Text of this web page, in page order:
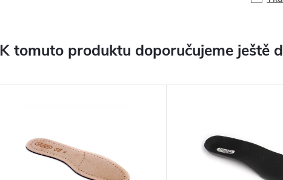
K tomuto produktu doporučujeme ještě